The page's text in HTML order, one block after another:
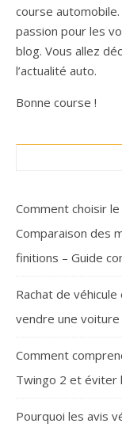
course
passion pour les
blog. Vous allez
l’actualité auto.
Bonne course !
Comment choisir
Comparaison des
finitions – Guide
Rachat de
vendre une
Comment
Twingo 2 et éviter
Pourquoi les avis